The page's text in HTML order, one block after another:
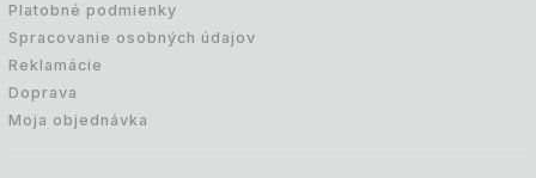
Platobné podmienky
Spracovanie osobných údajov
Reklamácie
Doprava
Moja objednávka